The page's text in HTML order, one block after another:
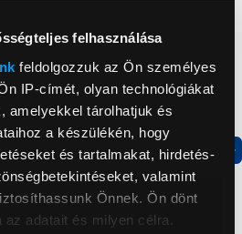
felhasználása
feldolgozzuk az Ön személyes
IP-címét, olyan technológiákat
amelyekkel tárolhatjuk és
a készülékén, hogy
és tartalmakat, hirdetés-
valamint
Önnek. Ön dönt
adatait és milyen célra.
Termék adatlap